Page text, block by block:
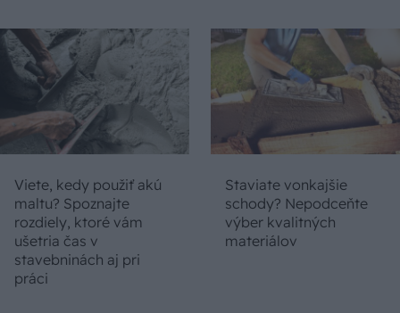
Viete, kedy použiť akú
maltu? Spoznajte
rozdiely, ktoré vám
ušetria čas v
stavebninách aj pri
práci
Staviate vonkajšie
schody? Nepodceňte
výber kvalitných
materiálov